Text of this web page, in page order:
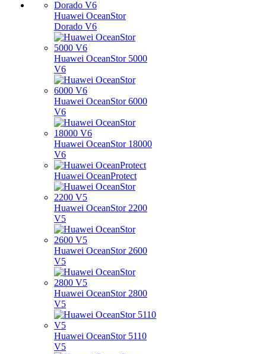
Huawei OceanStor
Dorado V6
Huawei OceanStor 5000
V6
Huawei OceanStor 6000
V6
Huawei OceanStor 18000
V6
Huawei OceanProtect
Huawei OceanStor 2200
V5
Huawei OceanStor 2600
V5
Huawei OceanStor 2800
V5
Huawei OceanStor 5110
V5